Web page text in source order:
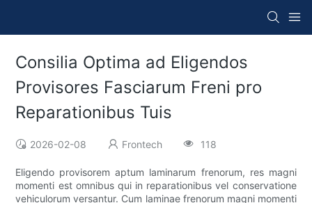
Consilia Optima ad Eligendos
Provisores Fasciarum Freni pro
Reparationibus Tuis
2026-02-08 Frontech 118
Eligendo provisorem aptum laminarum frenorum, res magni
momenti est omnibus qui in reparationibus vel conservatione
vehiculorum versantur. Cum laminae frenorum magni momenti